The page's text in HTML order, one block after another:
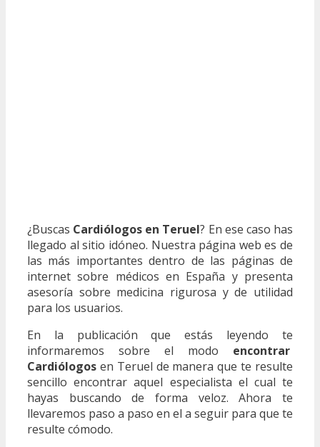
¿Buscas Cardiólogos en Teruel? En ese caso has
llegado al sitio idóneo. Nuestra página web es de
las más importantes dentro de las páginas de
internet sobre médicos en España y presenta
asesoría sobre medicina rigurosa y de utilidad
para los usuarios.
En la publicación que estás leyendo te
informaremos sobre el modo encontrar
Cardiólogos en Teruel de manera que te resulte
sencillo encontrar aquel especialista el cual te
hayas buscando de forma veloz. Ahora te
llevaremos paso a paso en el a seguir para que te
resulte cómodo.